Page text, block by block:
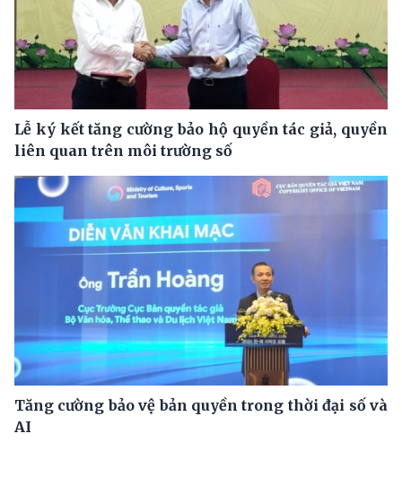
Lễ ký kết tăng cường bảo hộ quyền tác giả, quyền
liên quan trên môi trường số
Tăng cường bảo vệ bản quyền trong thời đại số và
AI